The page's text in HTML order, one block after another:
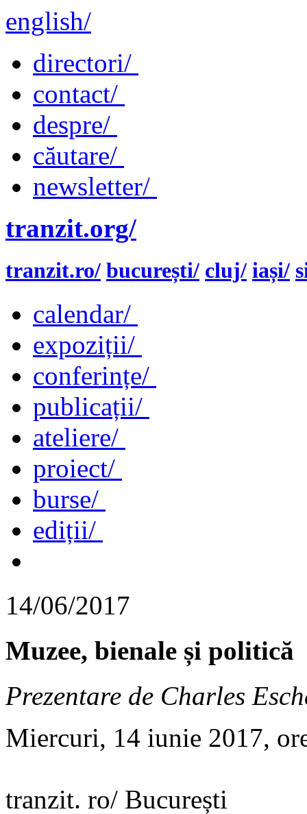
english/
directori/
contact/
despre/
căutare/
newsletter/
tranzit.org/
tranzit.ro/ bucurești/ cluj/ iași/
calendar/
expoziții/
conferințe/
publicații/
ateliere/
proiect/
burse/
ediții/
14/06/2017
Muzee, bienale și politică
Prezentare de Charles
Miercuri, 14 iunie 2017,
tranzit. ro/ București